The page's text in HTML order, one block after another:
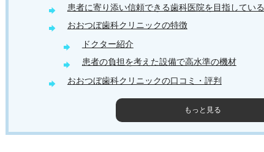
患者に寄り添い信頼できる歯科医院を目指している
おおつぼ歯科クリニックの特徴
ドクター紹介
患者の負担を考えた設備で高水準の機材
おおつぼ歯科クリニックの口コミ・評判
もっと見る